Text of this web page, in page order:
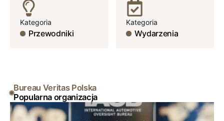
Kategoria
Przewodniki
Kategoria
Wydarzenia
Popularna organizacja
Bureau Veritas Polska